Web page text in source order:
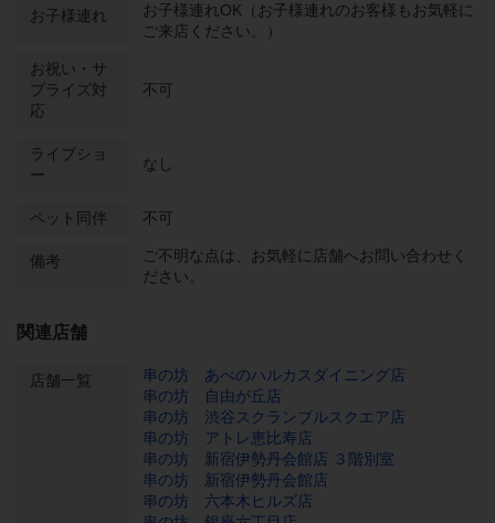
お子様連れ
お子様連れOK（お子様連れのお客様もお気軽に
ご来店ください。）
お祝い・サ
プライズ対
応
不可
ライブショ
ー
なし
ペット同伴 不可
備考
ご不明な点は、お気軽に店舗へお問い合わせく
ださい。
関連店舗
店舗一覧
串の坊 あべのハルカスダイニング店
串の坊 自由が丘店
串の坊 渋谷スクランブルスクエア店
串の坊 アトレ恵比寿店
串の坊 新宿伊勢丹会館店 ３階別室
串の坊 新宿伊勢丹会館店
串の坊 六本木ヒルズ店